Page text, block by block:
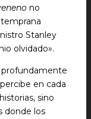
no
Stanley
olvidado».
en cada
sino
donde los